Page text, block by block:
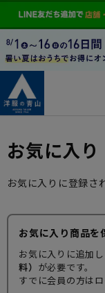
お気に入り
お気に入りに登録さ
お気に入り商品を
お気に入りに追加
料） が必要です。
すでに会員の方は